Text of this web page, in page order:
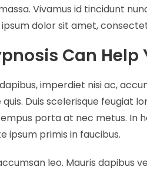
Vivamus id tincidunt
dolor sit amet,
Can Help
imperdiet nisi ac,
Duis scelerisque feugiat
porta at nec metus. In
ipsum primis in faucibus.
leo. Mauris dapibus